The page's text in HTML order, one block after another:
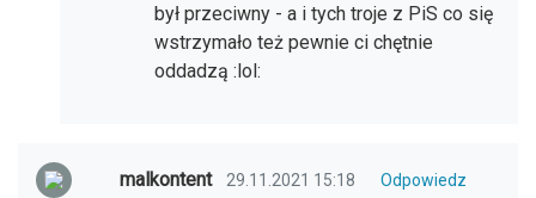
był przeciwny - a i tych troje z PiS co się
wstrzymało też pewnie ci chętnie
oddadzą :lol:
malkontent 29.11.2021 15:18
Odpowiedz